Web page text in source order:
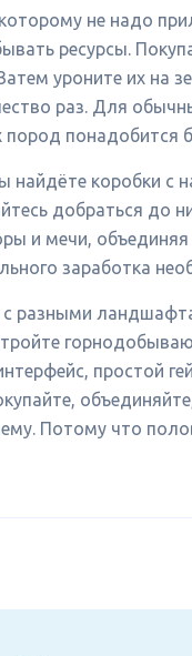
не надо
ресурсы.
уроните их на
раз. Для
понадобится
найдёте коробки с
добраться до
и мечи,
заработка
с разными
простой
Потому что